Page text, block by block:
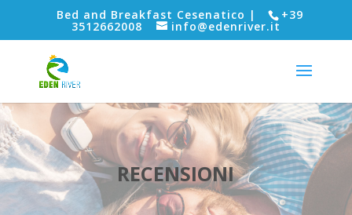
Bed and Breakfast Cesenatico | +39
3512662008 info@edenriver.it
RECENSIONI